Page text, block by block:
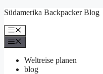
Zum
springen
Südamerika Backpacker Blog
Menü
Weltreise planen
blog